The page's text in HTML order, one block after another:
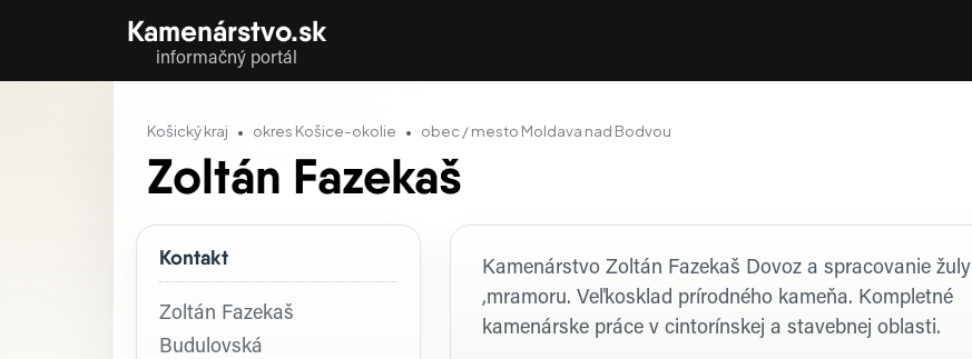
Kamenárstvo.sk
informačný portál
Košický kraj okres Košice-okolie obec / mesto Moldava nad Bodvou
Zoltán Fazekaš
Kontakt
Zoltán Fazekaš
Budulovská
Profil firmy
Kamenárstvo Zoltán Fazekaš Dovoz a spracovanie žuly
,mramoru. Veľkosklad prírodného kameňa. Kompletné
kamenárske práce v cintorínskej a stavebnej oblasti.